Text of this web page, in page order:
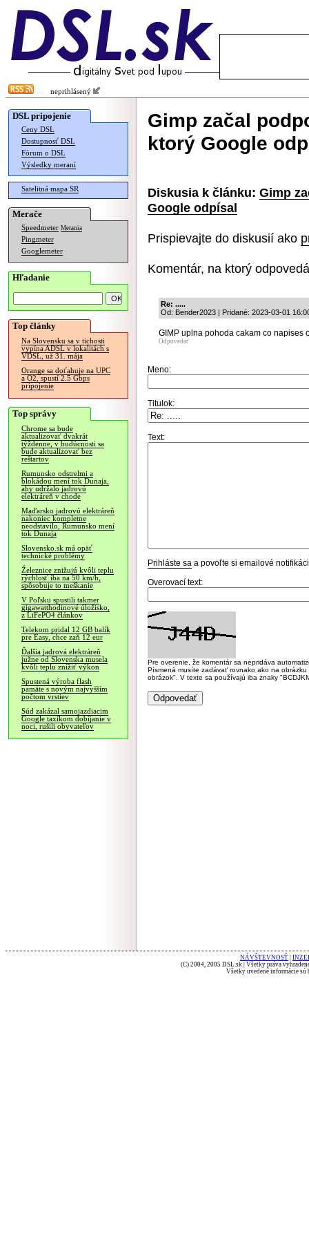
neprihlásený
DSL pripojenie
Ceny DSL
Dostupnosť DSL
Fórum o DSL
Výsledky meraní
Satelitná mapa SR
Merače
Speedmeter Merania
Pingmeter
Googlemeter
Hľadanie
Top články
Na Slovensku sa v tichosti
vypína ADSL v lokalitách s
VDSL, už 31. mája
Orange sa doťahuje na UPC
a O2, spustí 2.5 Gbps
pripojenie
Top správy
Chrome sa bude
aktualizovať dvakrát
týždenne, v budúcnosti sa
bude aktualizovať bez
reštartov
Rumunsko odstrelmi a
blokádou mení tok Dunaja,
aby udržalo jadrovú
elektráreň v chode
Maďarsko jadrovú elektráreň
nakoniec kompletne
neodstavilo, Rumunsko mení
tok Dunaja
Slovensko.sk má opäť
technické problémy
Železnice znižujú kvôli teplu
rýchlosť iba na 50 km/h,
spôsobuje to meškanie
V Poľsku spustili takmer
gigawatthodinové úložisko,
z LiFePO4 článkov
Telekom pridal 12 GB balík
pre Easy, chce zaň 12 eur
Ďalšia jadrová elektráreň
južne od Slovenska musela
kvôli teplu znížiť výkon
Spustená výroba flash
pamäte s novým najvyšším
počtom vrstiev
Súd zakázal samojazdiacim
Google taxíkom dobíjanie v
noci, rušili obyvateľov
Gimp začal
ktorý Google
Diskusia k článku: Gimp
Google odpísal
Prispievajte do diskusií ako
Komentár, na ktorý
Re: .....
Od: Bender2023 | Pridané: 2023-03-01
GIMP uplna pohoda cakam co napises
Odpovedať
Meno:
Titulok:
Text:
Prihláste sa a povoľte si emailové
Overovací text:
Pre overenie, že komentár sa nepridáva
Písmená musíte zadávať rovnako ako na
obrázok". V texte sa používajú iba znaky
NÁVŠTEVNOSŤ
(C) 2004, 2005 DSL.sk | Všetky práva
Všetky uvedené informácie sú